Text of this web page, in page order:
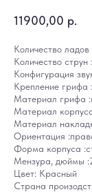
11900,00 р.
Количество
Количество струн
Конфигурация
Крепление грифа
Материал грифа
Материал
Материал
Ориентация
Форма корпуса
Мензура, дюймы
Цвет: Красный
Страна